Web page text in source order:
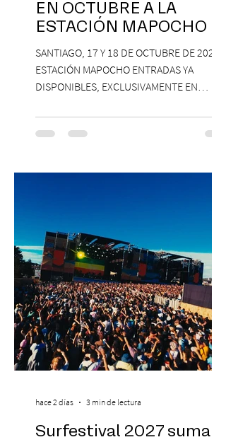
EN OCTUBRE A LA
ESTACIÓN MAPOCHO
SANTIAGO, 17 Y 18 DE OCTUBRE DE 2026,
ESTACIÓN MAPOCHO ENTRADAS YA
DISPONIBLES, EXCLUSIVAMENTE EN
con una edición renovada que reunirá
yoga, bienestar y vida consciente, con la
Antonella Orsini, Yoga Woman y más
Centro Cultural Estación Mapocho, espacio
que albergará durante dos jornadas una
pro
Surfestival 2027 suma a
hace 2 días 3 min de lectura